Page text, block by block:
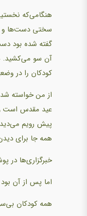
هنگامی‌که
سختی دست‌ها و
گفته شده بود
آن سو می‌کشید.
کودکان را در
از من خواسته
عید مقدس است و
پیش رویم
همه جا برای
خبرگزاری‌ها در
اما پس از آن
همه کودکان